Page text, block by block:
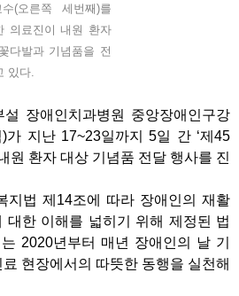
(오른쪽 세번째)를
의료진이 내원 환자
다발과 기념품을 전
있다.
장애인치과병원 중앙장애인구강
가 지난 17~23일까지 5일 간 ‘제45
원 환자 대상 기념품 전달 행사를 진
지법 제14조에 따라 장애인의 재활
대한 이해를 넓히기 위해 제정된 법
2020년부터 매년 장애인의 날 기
현장에서의 따뜻한 동행을 실천해